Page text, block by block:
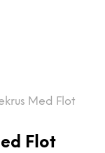
Med Flot
Flot